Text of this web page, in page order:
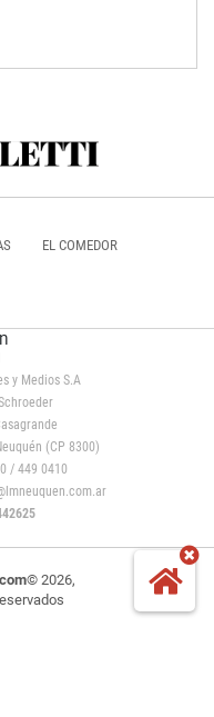
EL COMEDOR
y Medios S.A
(CP 8300)
/ 449 0410
© 2026,